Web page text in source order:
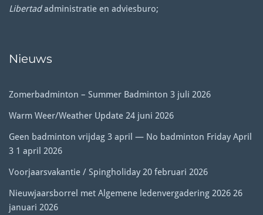
Libertadadministratie en adviesburo;
Nieuws
Zomerbadminton – Summer Badminton 3 juli 2026
Warm Weer/Weather Update 24 juni 2026
Geen badminton vrijdag 3 april — No badminton Friday April
3 1 april 2026
Voorjaarsvakantie / Spingholiday 20 februari 2026
Nieuwjaarsborrel met Algemene ledenvergadering 2026 26
januari 2026